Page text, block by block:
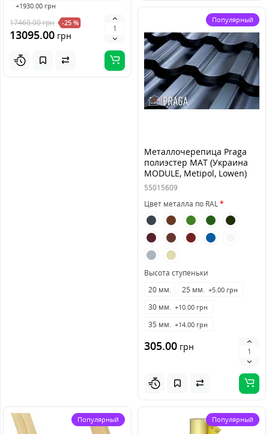
+1930.00 грн
17460.00грн -25 %
13095.00 грн
Популярный
Металлочерепица Praga
полиэстер MAT (Украина
MODULE, Metipol, Lowen)
0,5 мм
55015609
Цвет металла по RAL
Высота ступеньки
20 мм.
25 мм. +5.00 грн
30 мм. +10.00 грн
35 мм. +14.00 грн
305.00 грн
Популярный Популярный